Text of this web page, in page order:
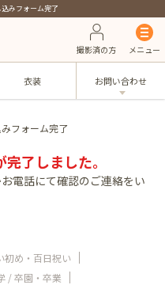
込みフォーム完了
撮影済の方 メニュー
衣装 お問い合わせ
フォーム完了
了しました。
電話にて確認のご連絡をい
初め・百日祝い
/ 卒園・卒業